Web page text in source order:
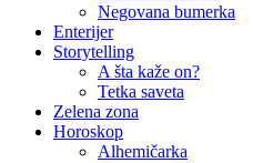
Negovana bumerka
Enterijer
Storytelling
A šta kaže on?
Tetka saveta
Zelena zona
Horoskop
Alhemičarka